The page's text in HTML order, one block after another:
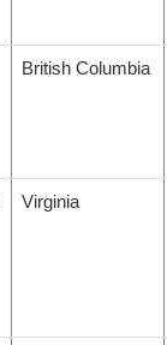
British Columbia
Virginia